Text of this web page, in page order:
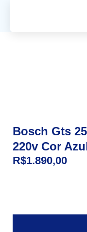
Bosch Gts
220v Cor
R$1.890,00